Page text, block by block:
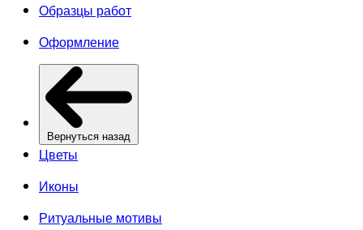
Образцы работ
Оформление
Вернуться назад
Цветы
Иконы
Ритуальные мотивы